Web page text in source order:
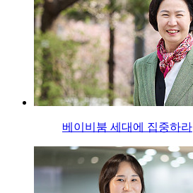
베이비붐 세대에 집중하라